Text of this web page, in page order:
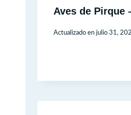
Aves de Pirque
Actualizado en julio 31,